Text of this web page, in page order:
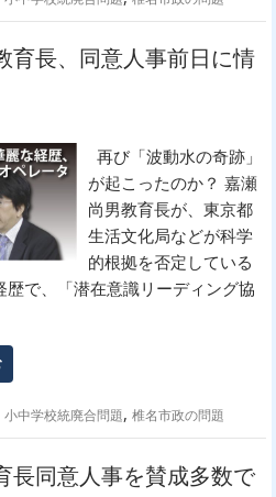
育長、同意人事前日に情
再び「波動水の奇跡」
が起こったのか？ 嘉瀬
尚男教育長が、東京都
生活文化局などが科学
的根拠を否定している
歴で、「潜在意識リーディング協
小中学校統廃合問題,椎名市政の問題
長同意人事を賛成多数で